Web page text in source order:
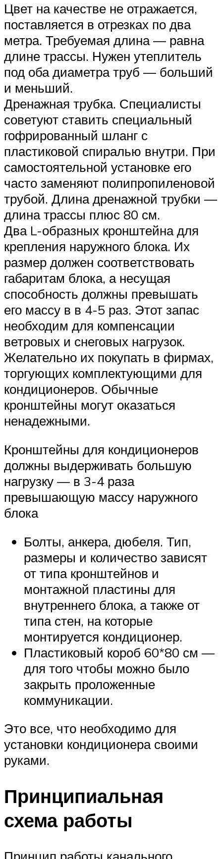
Цвет на качестве не отражается,
поставляется в отрезках по два
метра. Требуемая длина — равна
длине трассы. Нужен утеплитель
под оба диаметра труб — больший
и меньший.
Дренажная трубка. Специалисты
советуют ставить специальный
гофрированный шланг с
пластиковой спиралью внутри. При
самостоятельной установке его
часто заменяют полипропиленовой
трубой. Длина дренажной трубки —
длина трассы плюс 80 см.
Два L-образных кронштейна для
крепления наружного блока. Их
размер должен соответствовать
габаритам блока, а несущая
способность должны превышать
его массу в в 4-5 раз. Этот запас
необходим для компенсации
ветровых и снеговых нагрузок.
Желательно их покупать в фирмах,
торгующих комплектующими для
кондиционеров. Обычные
кронштейны могут оказаться
ненадежными.
Кронштейны для кондиционеров
должны выдерживать большую
нагрузку — в 3-4 раза
превышающую массу наружного
блока
Болты, анкера, дюбеля. Тип,
размеры и количество зависят
от типа кронштейнов и
монтажной пластины для
внутреннего блока, а также от
типа стен, на которые
монтируется кондиционер.
Пластиковый короб 60*80 см —
для того чтобы можно было
закрыть проложенные
коммуникации.
Это все, что необходимо для
установки кондиционера своими
руками.
Принципиальная
схема работы